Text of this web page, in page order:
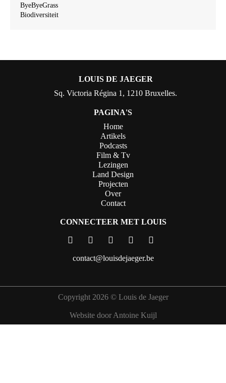
ByeByeGrass
Biodiversiteit
LOUIS DE JAEGER
Sq. Victoria Régina 1, 1210 Bruxelles.
PAGINA'S
Home
Artikels
Podcasts
Film & Tv
Lezingen
Land Design
Projecten
Over
Contact
CONNECTEER MET LOUIS
contact@louisdejaeger.be
Copyright 2026 © Louis de Jaeger
Website door Antoine Kuijl